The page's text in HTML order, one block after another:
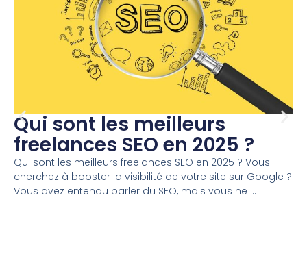
Qui sont les meilleurs
freelances SEO en 2025 ?
Qui sont les meilleurs freelances SEO en 2025 ? Vous
cherchez à booster la visibilité de votre site sur Google ?
Vous avez entendu parler du SEO, mais vous ne ...